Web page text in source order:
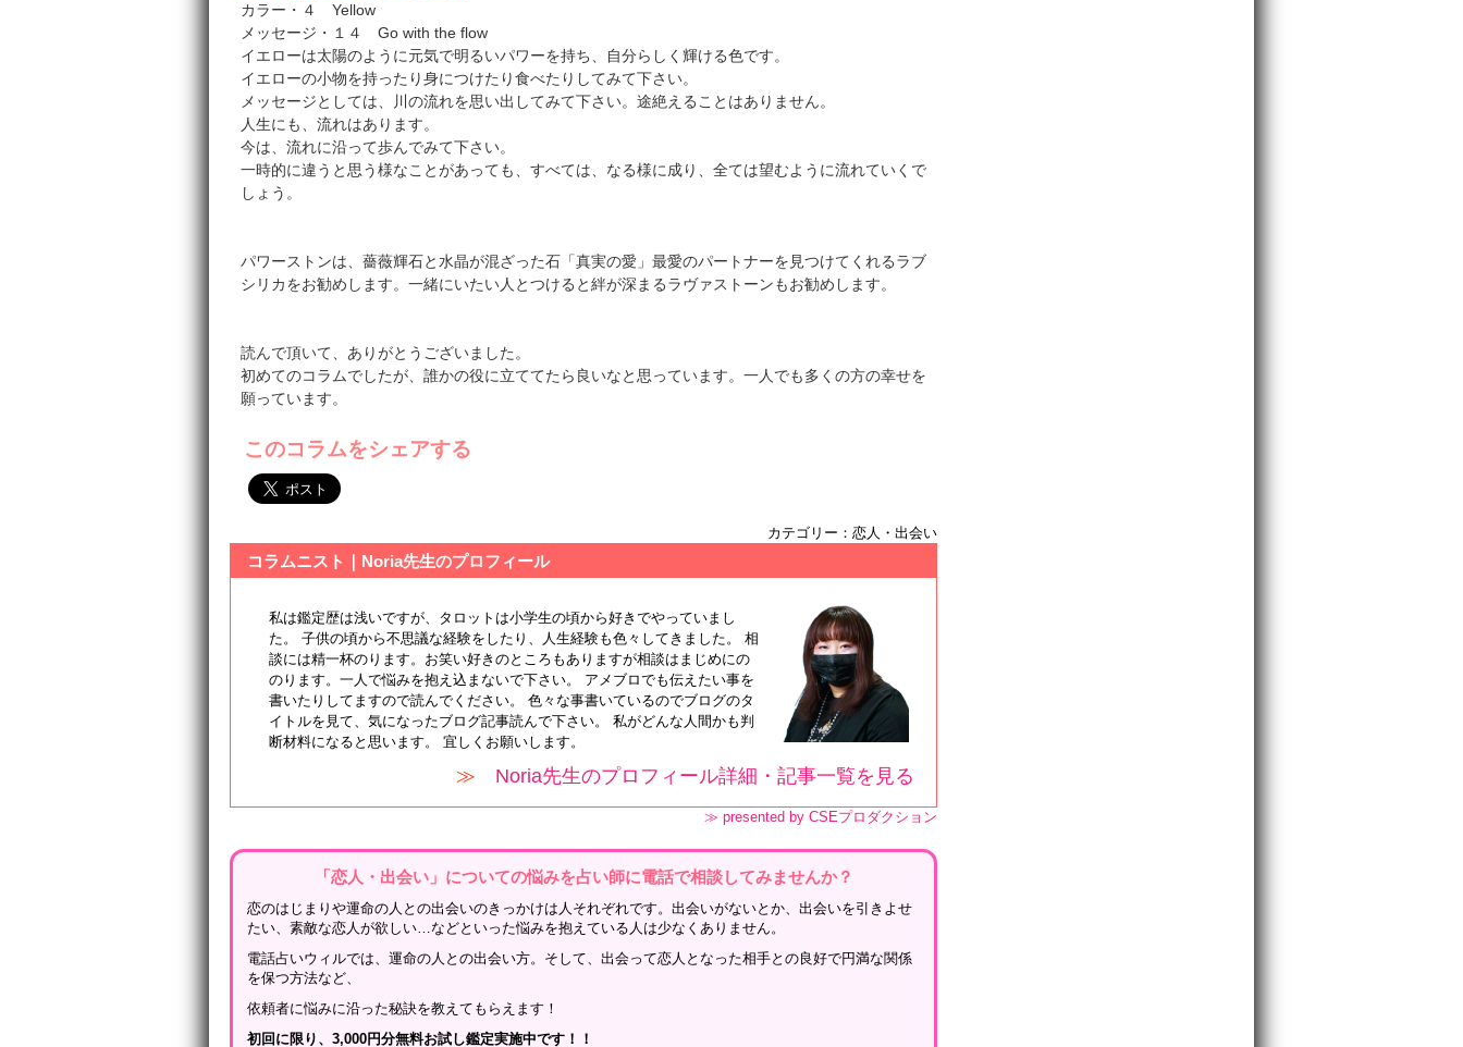
カラー・４ Yellow
メッセージ・１４ Go with the flow
イエローは太陽のように元気で明るいパワーを持ち、自分らしく輝ける色です。
イエローの小物を持ったり身につけたり食べたりしてみて下さい。
メッセージとしては、川の流れを思い出してみて下さい。途絶えることはありません。
人生にも、流れはあります。
今は、流れに沿って歩んでみて下さい。
一時的に違うと思う様なことがあっても、すべては、なる様に成り、全ては望むように流れていくで
しょう。
パワーストンは、薔薇輝石と水晶が混ざった石「真実の愛」最愛のパートナーを見つけてくれるラブ
シリカをお勧めします。一緒にいたい人とつけると絆が深まるラヴァストーンもお勧めします。
読んで頂いて、ありがとうございました。
初めてのコラムでしたが、誰かの役に立ててたら良いなと思っています。一人でも多くの方の幸せを
願っています。
このコラムをシェアする
カテゴリー：恋人・出会い
コラムニスト｜Noria先生のプロフィール
私は鑑定歴は浅いですが、タロットは小学生の頃から好きでやっていまし
た。 子供の頃から不思議な経験をしたり、人生経験も色々してきました。 相
談には精一杯のります。お笑い好きのところもありますが相談はまじめにの
のります。一人で悩みを抱え込まないで下さい。 アメブロでも伝えたい事を
書いたりしてますので読んでください。 色々な事書いているのでブログのタ
イトルを見て、気になったブログ記事読んで下さい。 私がどんな人間かも判
断材料になると思います。 宜しくお願いします。
≫ Noria先生のプロフィール詳細・記事一覧を見る
≫ presented by CSEプロダクション
「恋人・出会い」についての悩みを占い師に電話で相談してみませんか？
恋のはじまりや運命の人との出会いのきっかけは人それぞれです。出会いがないとか、出会いを引きよせ
たい、素敵な恋人が欲しい…などといった悩みを抱えている人は少なくありません。
電話占いウィルでは、運命の人との出会い方。そして、出会って恋人となった相手との良好で円満な関係
を保つ方法など、
依頼者に悩みに沿った秘訣を教えてもらえます！
初回に限り、3,000円分無料お試し鑑定実施中です！！